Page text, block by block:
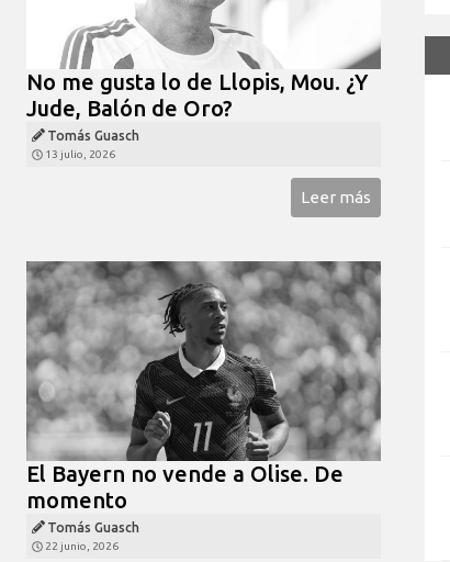
No me gusta lo de Llopis, Mou. ¿Y
Jude, Balón de Oro?
Tomás Guasch
13 julio, 2026
Leer más
El Bayern no vende a Olise. De
momento
Tomás Guasch
22 junio, 2026